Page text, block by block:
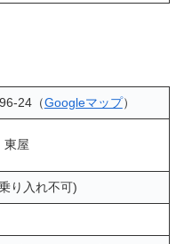
24（Googleマップ）
東屋
り入れ不可)